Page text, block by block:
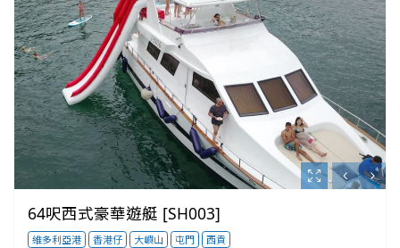
64呎西式豪華遊艇 [SH003]
維多利亞港 香港仔 大嶼山 屯門 西貢